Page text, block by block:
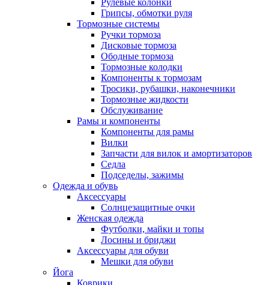
Грипсы, обмотки руля
Тормозные системы
Ручки тормоза
Дисковые тормоза
Ободные тормоза
Тормозные колодки
Компоненты к тормозам
Тросики, рубашки, наконечники
Тормозные жидкости
Обслуживание
Рамы и компоненты
Компоненты для рамы
Вилки
Запчасти для вилок и амортизаторов
Седла
Подседелы, зажимы
Одежда и обувь
Аксессуары
Солнцезащитные очки
Женская одежда
Футболки, майки и топы
Лосины и бриджи
Аксессуары для обуви
Мешки для обуви
Йога
Коврики